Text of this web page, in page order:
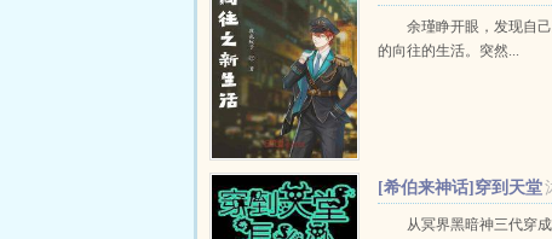
余瑾睁开眼，发现自
的向往的生活。突然...
[希伯来神话]穿到天堂
怎么办 完结+番外
从冥界黑暗神三代穿